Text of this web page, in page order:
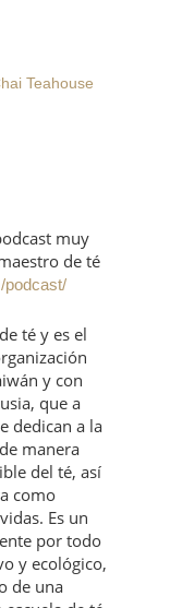
muy
de té
podcast/
té y es el
y con
que a
dedican a la
manera
del té, así
como
Es un
por todo
y ecológico,
de una